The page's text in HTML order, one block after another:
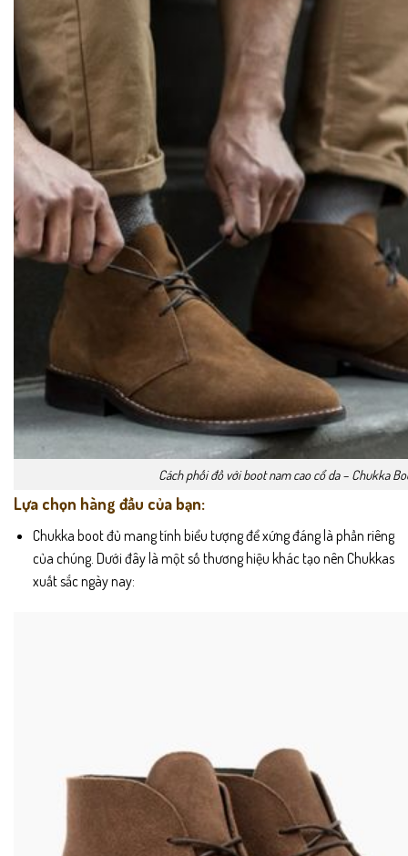
Cách phối đồ với boot nam cao cổ da – Chukka
Lựa chọn hàng đầu của bạn:
Chukka boot đủ mang tính biểu tượng để xứng đáng là phần riêng
của chúng. Dưới đây là một số thương hiệu khác tạo nên Chukkas
xuất sắc ngày nay: